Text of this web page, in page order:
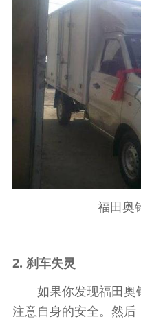
福田奥
2. 刹车失灵
如果你发现福田奥
注意自身的安全。然